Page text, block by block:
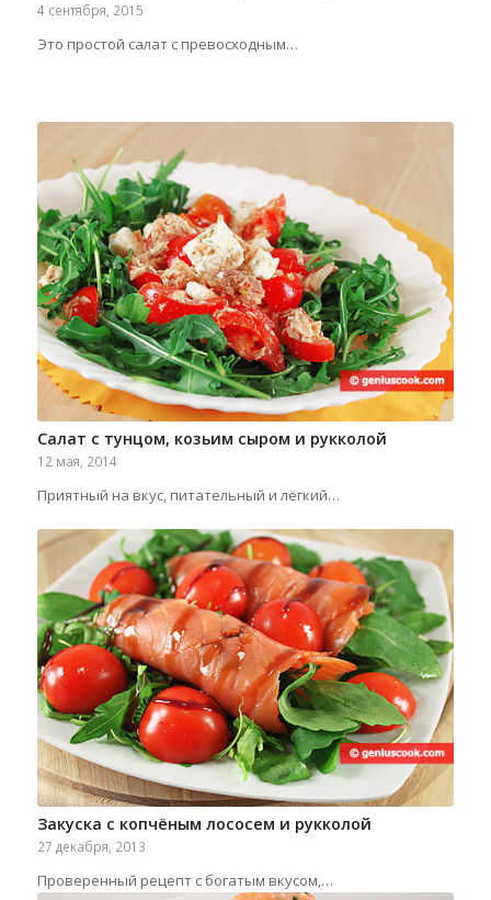
4 сентября, 2015
Это простой салат с превосходным…
Салат с тунцом, козьим сыром и рукколой
12 мая, 2014
Приятный на вкус, питательный и лёгкий…
Закуска с копчёным лососем и рукколой
27 декабря, 2013
Проверенный рецепт с богатым вкусом,…